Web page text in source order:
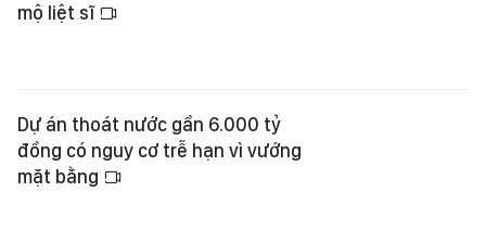
mộ liệt sĩ
Dự án thoát nước gần 6.000 tỷ
đồng có nguy cơ trễ hạn vì vướng
mặt bằng